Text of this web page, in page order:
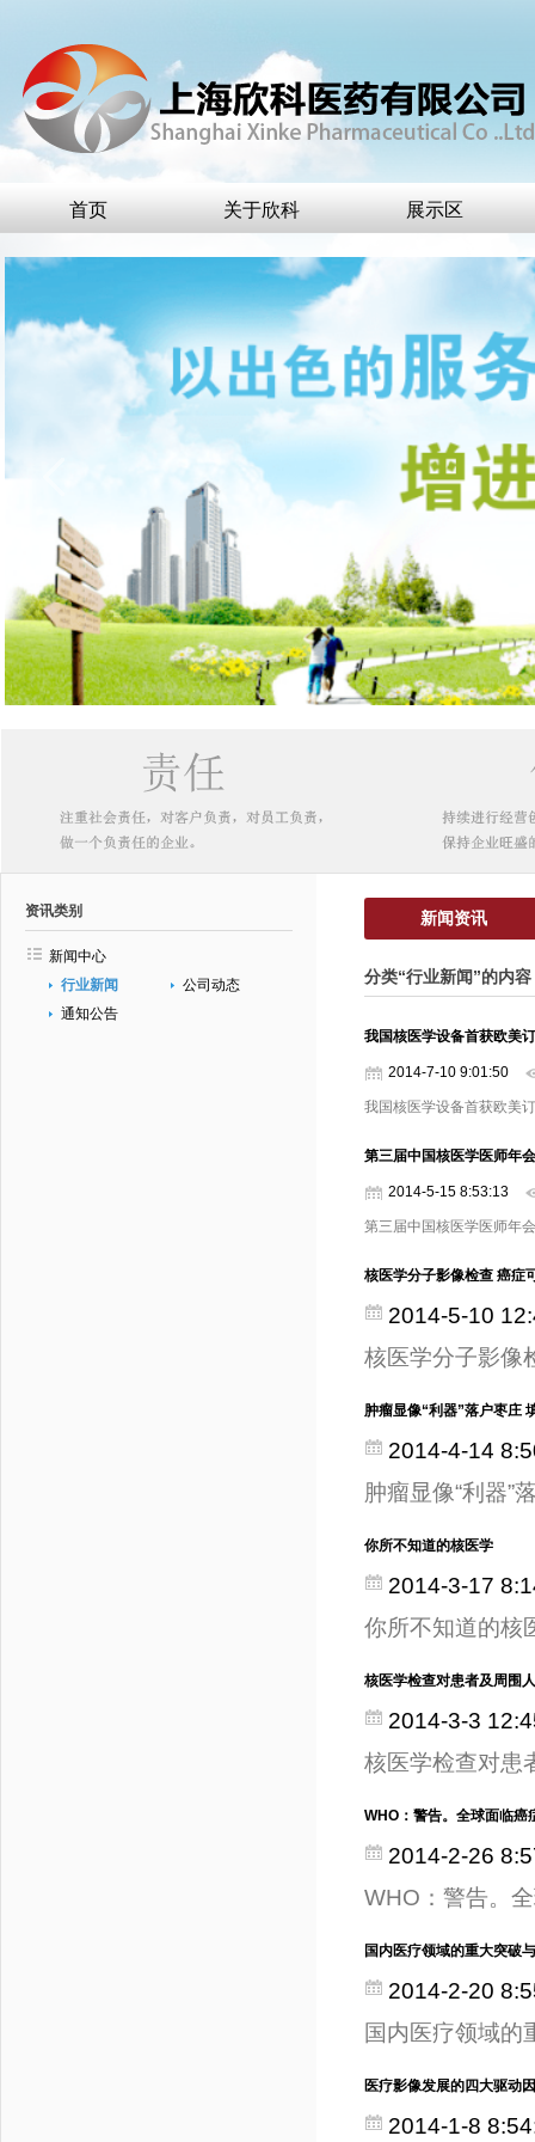
首页 关于欣科 展示区
资讯类别
新闻中心
行业新闻
公司动态
通知公告
新闻资讯
分类“行业新闻”的内容
我国核医学设备首获欧美
2014-7-10 9:01:50
我国核医学设备首获欧美
第三届中国核医学医师年
2014-5-15 8:53:13
第三届中国核医学医师年
核医学分子影像检查 癌症
2014-5-10
核医学分子影像
肿瘤显像“利器”落户枣庄
2014-4-14
肿瘤显像“利器”
你所不知道的核医学
2014-3-17
你所不知道的核
核医学检查对患者及周围
2014-3-3
核医学检查对患
WHO：警告。全球面临癌
2014-2-26
WHO：警告。
国内医疗领域的重大突破
2014-2-20
国内医疗领域的
医疗影像发展的四大驱动
2014-1-8